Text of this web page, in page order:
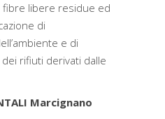
libere residue ed
di
e di
rifiuti derivati dalle
Marcignano